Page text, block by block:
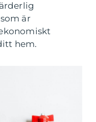
är
hem.